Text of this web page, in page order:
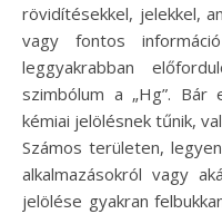
rövidítésekkel, jelekkel,
vagy fontos
leggyakrabban
szimbólum a „Hg”.
kémiai jelölésnek tűnik,
Számos területen,
alkalmazásokról vagy
jelölése gyakran